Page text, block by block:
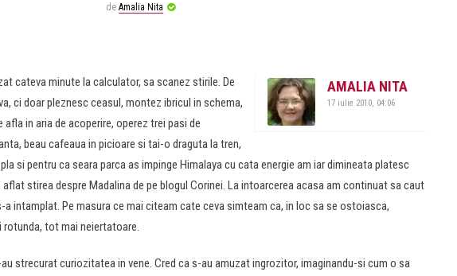
de Amalia Nita
AMALIA NITA
17 iulie 2010, 04:06
cateva minute la calculator, sa scanez stirile. De
ci doar pleznesc ceasul, montez ibricul in schema,
in aria de acoperire, operez trei pasi de
beau cafeaua in picioare si tai-o draguta la tren,
si pentru ca seara parca as impinge Himalaya cu cata energie am iar dimineata platesc
stirea despre Madalina de pe blogul Corinei. La intoarcerea acasa am continuat sa caut
intamplat. Pe masura ce mai citeam cate ceva simteam ca, in loc sa se ostoiasca,
tot mai neiertatoare.
strecurat curiozitatea in vene. Cred ca s-au amuzat ingrozitor, imaginandu-si cum o sa